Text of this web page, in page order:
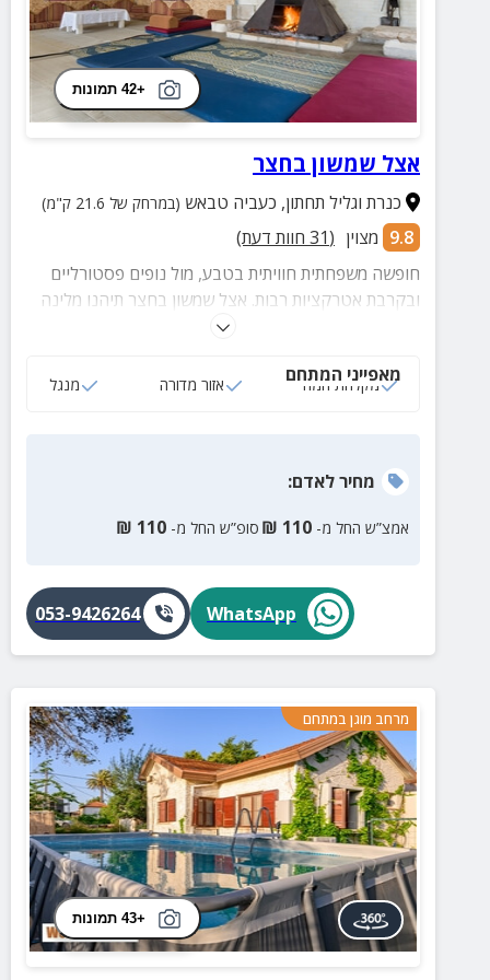
+42 תמונות
אצל שמשון בחצר
כנרת וגליל תחתון, כעביה טבאש (במרחק של 21.6 ק"מ)
9.8 מצוין (
31 חוות דעת)
חופשה משפחתית חוויתית בטבע, מול נופים פסטורליים
ובקרבת אטרקציות רבות. אצל שמשון בחצר תיהנו מלינה
במאהל בדואי אותנטי עם מטבח משלא לבישול, חצר
מאפייני המתחם
מקלחת חמה אזור מדורה מנגל
מחירלאדם:
אמצ”ש החל מ- 110
₪ סופ”ש החל מ- 110
₪
WhatsApp
053-9426264
מרחב מוגן במתחם
+43 תמונות